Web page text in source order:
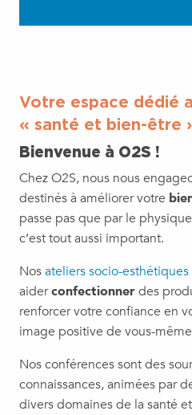
Votre espace dédié
« santé et bien-être
Bienvenue à O2S !
Chez O2S, nous nous
destinés à améliorer votre
passe pas que par le
c’est tout aussi important.
Nosateliers socio-esthétiques
aiderconfectionnerdes
renforcer votre confiance en
image positive de vous-
Nos conférences sont des
connaissances, animées par
divers domaines de la santé